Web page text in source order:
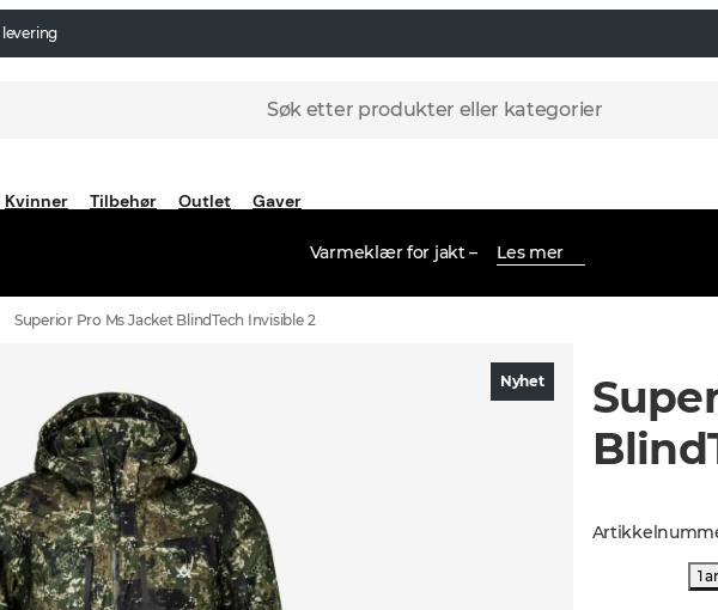
levering
Søk etter produkter eller kategorier
Kvinner Tilbehør Outlet Gaver
Varmeklær for jakt – Les mer
Superior Pro Ms Jacket BlindTech Invisible 2
Nyhet
1